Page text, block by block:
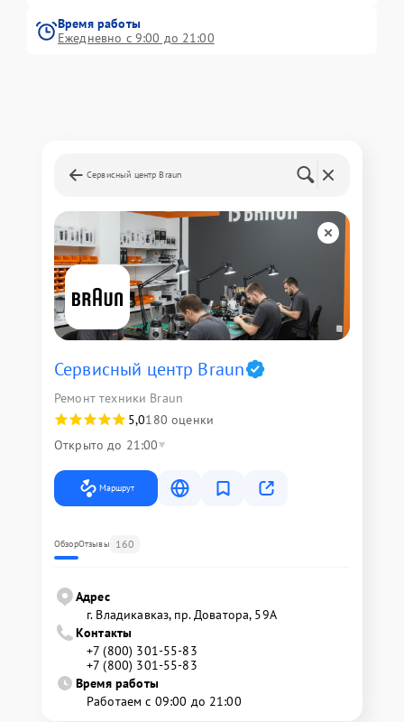
Время работы
Ежедневно с 9:00 до 21:00
Сервисный центр Braun
Сервисный центр Braun
Ремонт техники Braun
5,0180 оценки
Открыто до 21:00
Маршрут
ОбзорОтзывы 160
Адрес
г. Владикавказ, пр. Доватора, 59А
Контакты
+7 (800) 301-55-83
+7 (800) 301-55-83
Время работы
Работаем с 09:00 до 21:00